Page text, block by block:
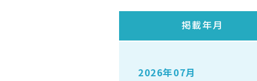
掲載年月
2026年07月